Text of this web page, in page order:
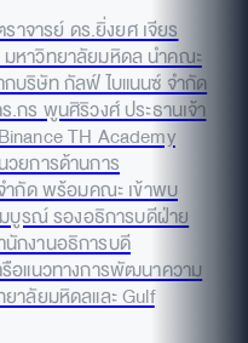
าจารย์ ดร.ยิ่งยศ เจียร
หาวิทยาลัยมหิดล นำคณะ
บริษัท กัลฟ์ ไบแนนซ์ จำกัด
.กร พูนศิริวงศ์ ประธานเจ้า
TH Academy
ยการด้านการ
กัด พร้อมคณะ เข้าพบ
บูรณ์ รองอธิการบดีฝ่าย
กงานอธิการบดี
อแนวทางการพัฒนาความ
าลัยมหิดลและ Gulf